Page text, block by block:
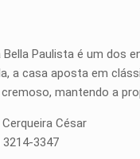
Paulista é um dos
a casa aposta em
mantendo a
César
3214-3347